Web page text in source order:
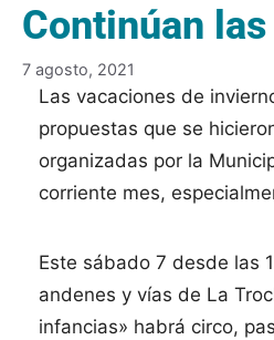
Continúan
7 agosto, 2021
Las vacaciones de
propuestas que se
organizadas por la
corriente mes,
Este sábado 7 desde las
andenes y vías de La
infancias» habrá circo,